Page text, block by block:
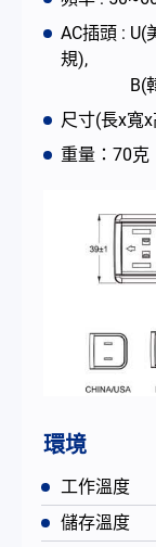
AC插頭 : U(
規),
B(韓規
尺寸(長x寬
重量：70克
環境
工作溫度
儲存溫度